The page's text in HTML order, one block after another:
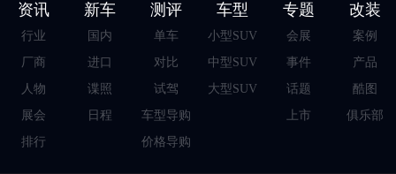
资讯
行业
厂商
人物
展会
排行
新车
国内
进口
谍照
日程
测评
单车
对比
试驾
车型导购
价格导购
车型
小型SUV
中型SUV
大型SUV
专题
会展
事件
话题
上市
改装
案例
产品
酷图
俱乐部